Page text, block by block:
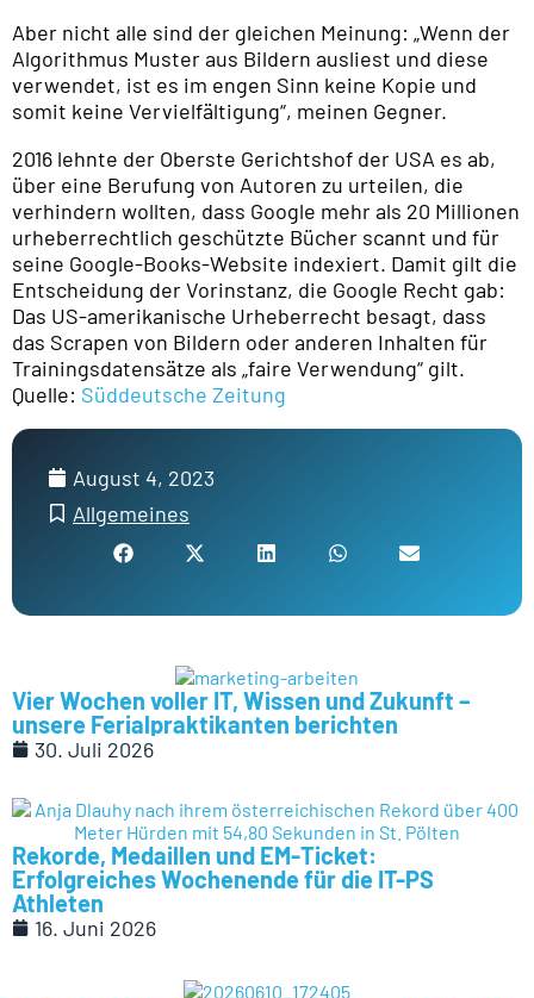
Aber nicht alle sind der gleichen Meinung: „Wenn der
Algorithmus Muster aus Bildern ausliest und diese
verwendet, ist es im engen Sinn keine Kopie und
somit keine Vervielfältigung“, meinen Gegner.
2016 lehnte der Oberste Gerichtshof der USA es ab,
über eine Berufung von Autoren zu urteilen, die
verhindern wollten, dass Google mehr als 20 Millionen
urheberrechtlich geschützte Bücher scannt und für
seine Google-Books-Website indexiert. Damit gilt die
Entscheidung der Vorinstanz, die Google Recht gab:
Das US-amerikanische Urheberrecht besagt, dass
das Scrapen von Bildern oder anderen Inhalten für
Trainingsdatensätze als „faire Verwendung“ gilt.
Quelle: Süddeutsche Zeitung
August 4, 2023
Allgemeines
Vier Wochen voller IT, Wissen und Zukunft –
unsere Ferialpraktikanten berichten
30. Juli 2026
Rekorde, Medaillen und EM-Ticket:
Erfolgreiches Wochenende für die IT-PS
Athleten
16. Juni 2026